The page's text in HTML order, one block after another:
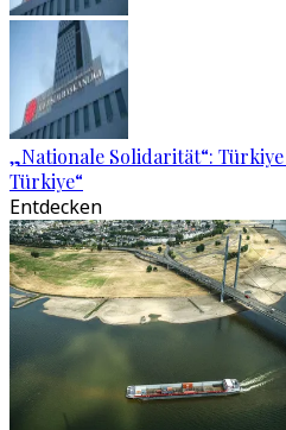
„Nationale Solidarität“:
Türkiye“
Entdecken